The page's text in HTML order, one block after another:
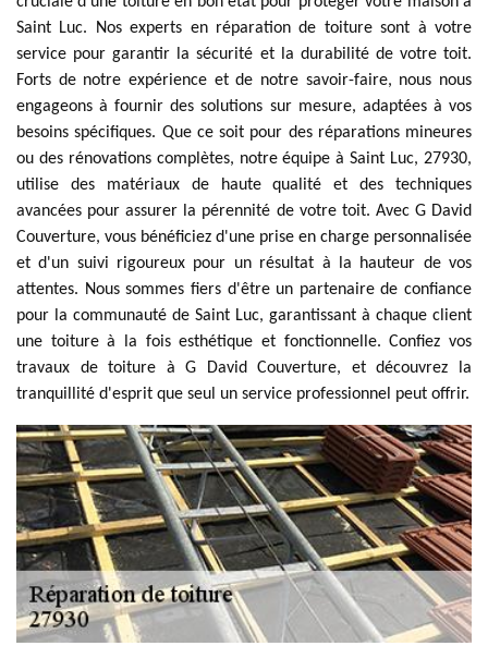
Saint Luc. Nos experts en réparation de toiture sont à votre
service pour garantir la sécurité et la durabilité de votre toit.
Forts de notre expérience et de notre savoir-faire, nous nous
engageons à fournir des solutions sur mesure, adaptées à vos
besoins spécifiques. Que ce soit pour des réparations mineures
ou des rénovations complètes, notre équipe à Saint Luc, 27930,
utilise des matériaux de haute qualité et des techniques
avancées pour assurer la pérennité de votre toit. Avec G David
Couverture, vous bénéficiez d'une prise en charge personnalisée
et d'un suivi rigoureux pour un résultat à la hauteur de vos
attentes. Nous sommes fiers d'être un partenaire de confiance
pour la communauté de Saint Luc, garantissant à chaque client
une toiture à la fois esthétique et fonctionnelle. Confiez vos
travaux de toiture à G David Couverture, et découvrez la
tranquillité d'esprit que seul un service professionnel peut offrir.